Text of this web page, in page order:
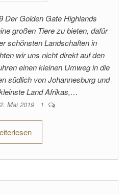
Der Golden Gate Highlands
großen Tiere zu bieten, dafür
schönsten Landschaften in
wir uns nicht direkt auf den
einen kleinen Umweg in die
südlich von Johannesburg und
Land Afrikas,…
Mai 2019 1